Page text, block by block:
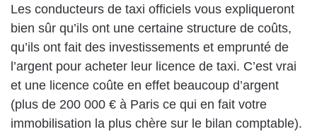
Les conducteurs de taxi officiels vous expliqueront
bien sûr qu’ils ont une certaine structure de coûts,
qu’ils ont fait des investissements et emprunté de
l’argent pour acheter leur licence de taxi. C’est vrai
et une licence coûte en effet beaucoup d’argent
(plus de 200 000 € à Paris ce qui en fait votre
immobilisation la plus chère sur le bilan comptable).